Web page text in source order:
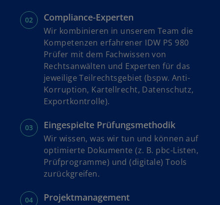
Compliance-Experten
Wir kombinieren in unserem Team die
Kompetenzen erfahrener IDW PS 980
Prüfer mit dem Fachwissen von
Rechtsanwälten und Experten für das
jeweilige Teilrechtsgebiet (bspw. Anti-
Korruption, Kartellrecht, Datenschutz,
Exportkontrolle).
Eingespielte Prüfungsmethodik
Wir wissen, was wir tun und können auf
optimierte Dokumente (z. B. pbc-Listen,
Prüfprogramme) und (digitale) Tools
zurückgreifen.
Projektmanagement